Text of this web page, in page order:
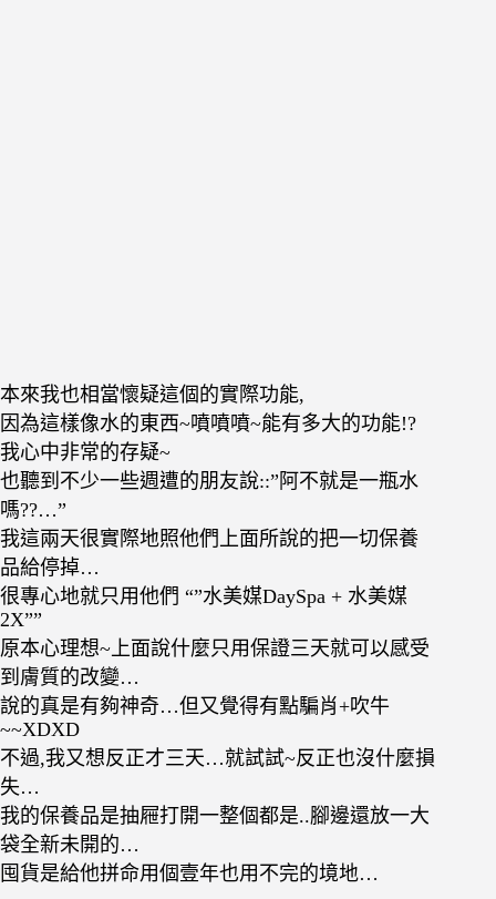
本來我也相當懷疑這個的實際功能,
因為這樣像水的東西~噴噴噴~能有多大的功能!?
我心中非常的存疑~
也聽到不少一些週遭的朋友說::”阿不就是一瓶水
嗎??…”
我這兩天很實際地照他們上面所說的把一切保養
品給停掉…
很專心地就只用他們 “”水美媒DaySpa + 水美媒
2X””
原本心理想~上面說什麼只用保證三天就可以感受
到膚質的改變…
說的真是有夠神奇…但又覺得有點騙肖+吹牛
~~XDXD
不過,我又想反正才三天…就試試~反正也沒什麼損
失…
我的保養品是抽屜打開一整個都是..腳邊還放一大
袋全新未開的…
囤貨是給他拼命用個壹年也用不完的境地…